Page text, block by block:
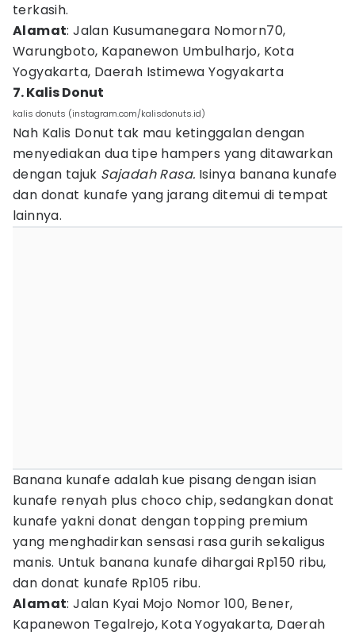
terkasih.
Alamat: Jalan Kusumanegara Nomorn70,
Warungboto, Kapanewon Umbulharjo, Kota
Yogyakarta, Daerah Istimewa Yogyakarta
7. Kalis Donut
kalis donuts (instagram.com/kalisdonuts.id)
Nah Kalis Donut tak mau ketinggalan dengan
menyediakan dua tipe hampers yang ditawarkan
dengan tajuk Sajadah Rasa. Isinya banana kunafe
dan donat kunafe yang jarang ditemui di tempat
lainnya.
Banana kunafe adalah kue pisang dengan isian
kunafe renyah plus choco chip, sedangkan donat
kunafe yakni donat dengan topping premium
yang menghadirkan sensasi rasa gurih sekaligus
manis. Untuk banana kunafe dihargai Rp150 ribu,
dan donat kunafe Rp105 ribu.
Alamat: Jalan Kyai Mojo Nomor 100, Bener,
Kapanewon Tegalrejo, Kota Yogyakarta, Daerah